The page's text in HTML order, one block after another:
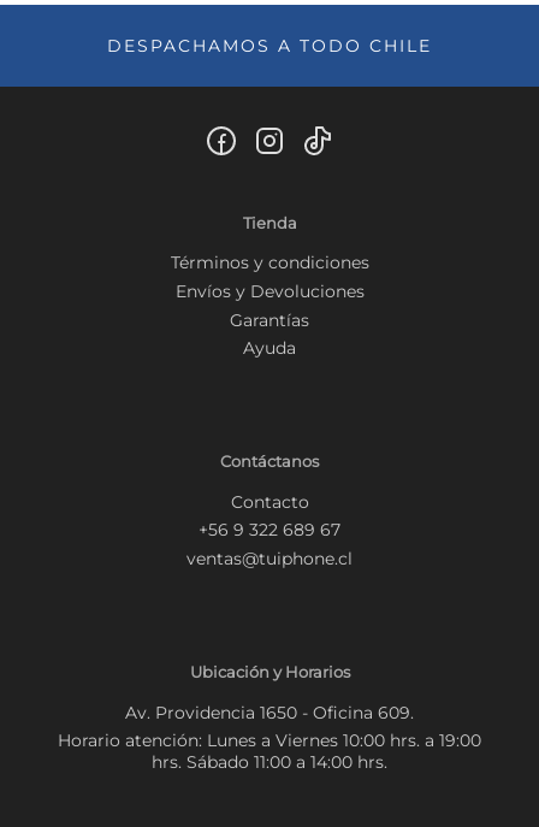
DESPACHAMOS A TODO CHILE
Tienda
Términos y condiciones
Envíos y Devoluciones
Garantías
Ayuda
Contáctanos
Contacto
+56 9 322 689 67
ventas@tuiphone.cl
Ubicación y Horarios
Av. Providencia 1650 - Oficina 609.
Horario atención: Lunes a Viernes 10:00 hrs. a 19:00
hrs. Sábado 11:00 a 14:00 hrs.